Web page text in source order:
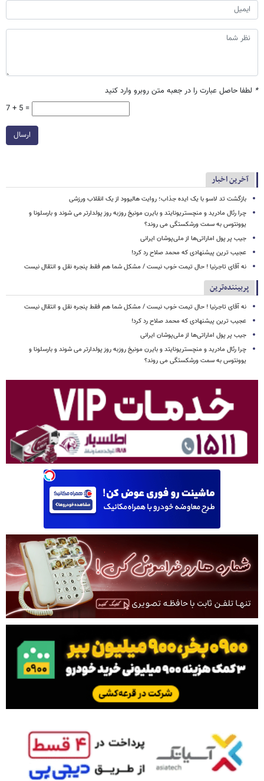
* لطفا حاصل عبارت را در جعبه متن روبرو وارد کنید
7 + 5 =
ارسال
آخرین اخبار
بازگشت تد لاسو با یک ایده جذاب؛ روایت هالیوود از یک انقلاب ورزشی
چرا رئال مادرید و منچستریونایتد و بایرن مونیخ روزبه روز پولدارتر می شوند و بارسلونا و
یوونتوس به سمت ورشکستگی می روند؟
جیب پر پول اماراتی‌ها از ملی‌پوشان ایرانی
عجیب ترین پیشنهادی که محمد صلاح رد کرد!
نه آقای تاجرنیا ! حال تیمت خوب نیست / مشکل شما هم فقط پنجره نقل و انتقال نیست
پربیننده‌ترین
نه آقای تاجرنیا ! حال تیمت خوب نیست / مشکل شما هم فقط پنجره نقل و انتقال نیست
عجیب ترین پیشنهادی که محمد صلاح رد کرد!
جیب پر پول اماراتی‌ها از ملی‌پوشان ایرانی
چرا رئال مادرید و منچستریونایتد و بایرن مونیخ روزبه روز پولدارتر می شوند و بارسلونا و
یوونتوس به سمت ورشکستگی می روند؟